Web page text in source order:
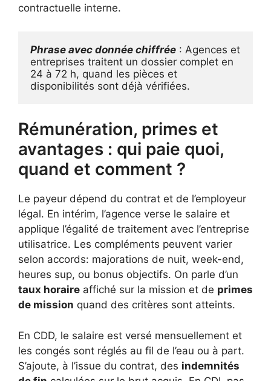
contractuelle interne.
Phrase avec donnée chiffrée : Agences et
entreprises traitent un dossier complet en
24 à 72 h, quand les pièces et
disponibilités sont déjà vérifiées.
Rémunération, primes et
avantages : qui paie quoi,
quand et comment ?
Le payeur dépend du contrat et de l’employeur
légal. En intérim, l’agence verse le salaire et
applique l’égalité de traitement avec l’entreprise
utilisatrice. Les compléments peuvent varier
selon accords: majorations de nuit, week-end,
heures sup, ou bonus objectifs. On parle d’un
taux horaire affiché sur la mission et de primes
de mission quand des critères sont atteints.
En CDD, le salaire est versé mensuellement et
les congés sont réglés au fil de l’eau ou à part.
S’ajoute, à l’issue du contrat, des indemnités